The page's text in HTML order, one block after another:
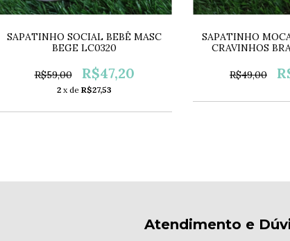
SAPATINHO SOCIAL BEBÊ MASC
BEGE LC0320
R$59,00 R$47,20
2 x de R$27,53
SAPATINHO
CRAVINHOS
R$49,00
Atendimento e